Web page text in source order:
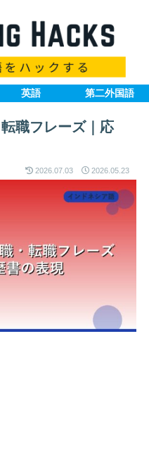
英語 第二外国語
職フレーズ｜応
2026.07.03 2026.05.23